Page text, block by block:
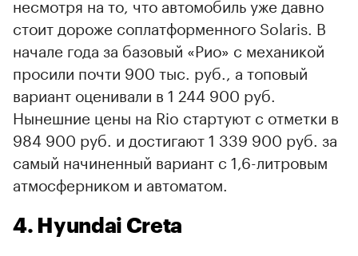
стоит дороже соплатформенного Solaris. В
начале года за базовый «Рио» с механикой
просили почти 900 тыс. руб., а топовый
вариант оценивали в 1 244 900 руб.
Нынешние цены на Rio стартуют с отметки в
984 900 руб. и достигают 1 339 900 руб. за
самый начиненный вариант с 1,6-литровым
атмосферником и автоматом.
4. Hyundai Creta